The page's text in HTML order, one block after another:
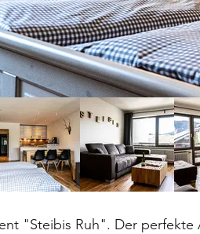
"Steibis Ruh". Der